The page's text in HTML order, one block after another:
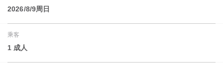
2026/8/9周日
乘客
1 成人